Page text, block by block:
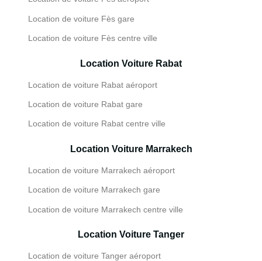
Location de voiture Fès gare
Location de voiture Fès centre ville
Location Voiture Rabat
Location de voiture Rabat aéroport
Location de voiture Rabat gare
Location de voiture Rabat centre ville
Location Voiture Marrakech
Location de voiture Marrakech aéroport
Location de voiture Marrakech gare
Location de voiture Marrakech centre ville
Location Voiture Tanger
Location de voiture Tanger aéroport